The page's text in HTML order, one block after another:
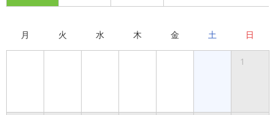
月 火 水 木 金 土 日
1